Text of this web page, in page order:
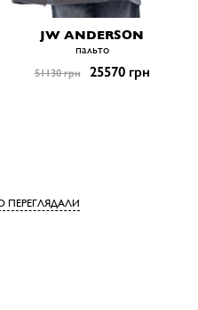
JW ANDERSON
пальто
51130 грн 25570 грн